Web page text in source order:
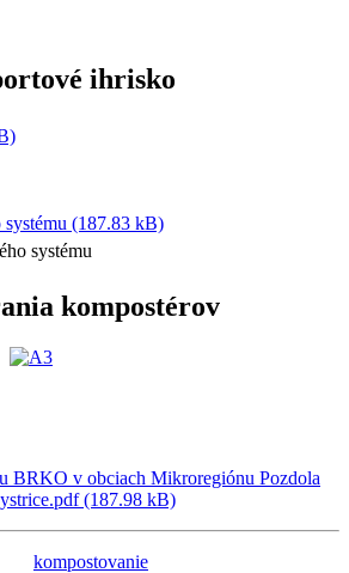
ihrisko
systému (187.83 kB)
kompostérov
BRKO v obciach Mikroregiónu Pozdola
(187.98 kB)